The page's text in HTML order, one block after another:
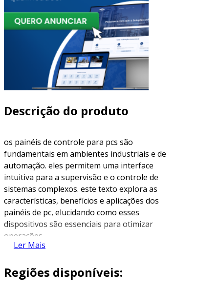
Descrição do produto
os painéis de controle para pcs são
fundamentais em ambientes industriais e de
automação. eles permitem uma interface
intuitiva para a supervisão e o controle de
sistemas complexos. este texto explora as
características, benefícios e aplicações dos
painéis de pc, elucidando como esses
dispositivos são essenciais para otimizar
operações.
umpainel de pcé um dispositivo que combina
Ler Mais
Regiões disponíveis: